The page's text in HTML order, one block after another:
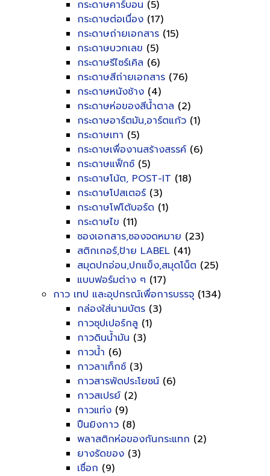
กระดาษคาร์บอน (5)
กระดาษต่อเนื่อง (17)
กระดาษถ่ายเอกสาร (15)
กระดาษบวกเลข (5)
กระดาษรีไซร์เคิล (6)
กระดาษสีถ่ายเอกสาร (76)
กระดาษหนังช้าง (4)
กระดาษห่อของสีน้ำตาล (2)
กระดาษอาร์ตมัน,อาร์ตแก้ว (1)
กระดาษเทา (5)
กระดาษเพื่องานสร้างสรรค์ (6)
กระดาษแฟ็กซ์ (5)
กระดาษโน้ต, POST-IT (18)
กระดาษโปสเตอร์ (3)
กระดาษโฟโต้บอร์ด (1)
กระดาษไข (11)
ซองเอกสาร,ซองจดหมาย (23)
สติกเกอร์,ป้าย LABEL (41)
สมุดปกอ่อน,ปกแข็ง,สมุดโน็ต (25)
แบบฟอร์มต่าง ๆ (17)
กาว เทป และอุปกรณ์เพื่อการบรรจุ (134)
กล่องใส่นามบัตร (3)
กาวซุปเปอร์กลู (1)
กาวดินน้ำมัน (3)
กาวน้ำ (6)
กาวลาเท็กซ์ (3)
กาวสารพัดประโยชน์ (6)
กาวสเปรย์ (2)
กาวแท่ง (9)
ปืนยิงกาว (8)
พลาสติกห่อของกันกระแทก (2)
ยางรัดของ (3)
เชื่อก (9)